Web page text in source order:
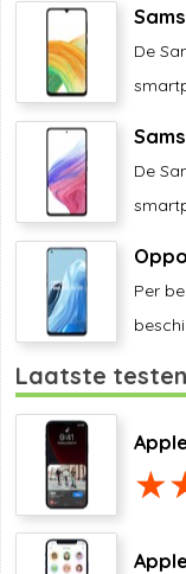
De
De
Per
Laatste testen